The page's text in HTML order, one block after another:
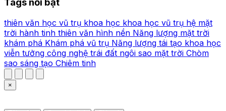
Tags nổi bật
thiên văn học vũ trụ khoa học khoa học vũ trụ hệ mặt
trời hành tinh thiên văn hình nền Năng lượng mặt trời
khám phá Khám phá vũ trụ Năng lượng tái tạo khoa học
viễn tưởng công nghệ trái đất ngôi sao mặt trời Chòm
sao sáng tạo Chiêm tinh
×